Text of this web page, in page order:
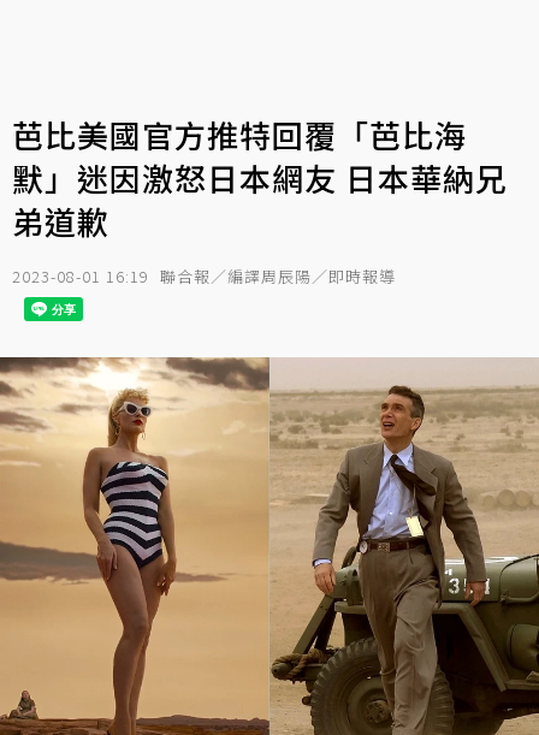
芭比美國官方推特回覆「芭比海
默」迷因激怒日本網友 日本華納兄
弟道歉
2023-08-01 16:19 聯合報／編譯周辰陽／即時報導